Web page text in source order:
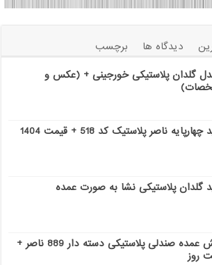
دیدگاه ها
برچسب
گلدان پلاستیکی خورجینی + (عکس و
ناصر پلاستیک کد 518 + قیمت 1404
گلدان پلاستیکی نشا به صورت عمده
پخش عمده صندلی پلاستیکی دسته دار 889 ناصر +
روز